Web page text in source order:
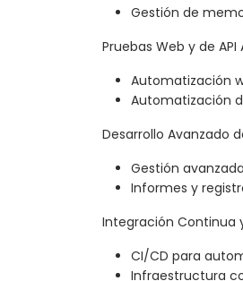
Gestión de
Pruebas Web y de API
Automatización
Automatización
Desarrollo Avanzado
Gestión
Informes y
Integración Continua
CI/CD para
Infraestructura